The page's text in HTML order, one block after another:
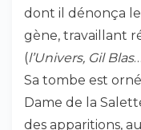
dont il dénonça
gène, travaillant
(l’Univers, Gil Blas
Sa tombe est
Dame de la
des apparitions,